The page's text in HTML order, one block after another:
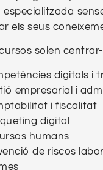
els seus
solen
digitals i
empresarial i
i fiscalitat
digital
humans
de riscos